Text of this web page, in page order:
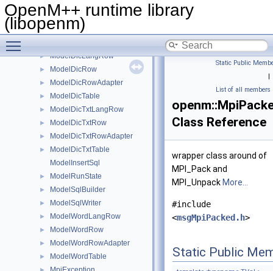
OpenM++ runtime library
(libopenm)
ModelAccumulatorSql
► ModelAggregationSql
► ModelBase
► ModelDicLangRow
► ModelDicRow
► ModelDicRowAdapter
► ModelDicTable
► ModelDicTxtLangRow
► ModelDicTxtRow
► ModelDicTxtRowAdapter
►
ModelDicTxtTable
ModelInsertSql
► ModelRunState
► ModelSqlBuilder
► ModelSqlWriter
► ModelWordLangRow
► ModelWordRow
► ModelWordRowAdapter
► ModelWordTable
Static Public
|
List of all members
Class Reference
wrapper class around of
MPI_Pack and
MPI_Unpack More...
#include
<msgMpiPacked.h>
Static Public